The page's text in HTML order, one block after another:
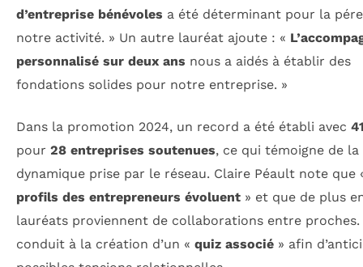
d’entreprise bénévoles a été déterminant pour la
notre activité. » Un autre lauréat ajoute : «
personnalisé sur deux ans nous a aidés à établir des
fondations solides pour notre entreprise. »
Dans la promotion 2024, un record a été établi avec
pour 28 entreprises soutenues, ce qui témoigne de la
dynamique prise par le réseau. Claire Péault note que
profils des entrepreneurs évoluent » et que de plus
lauréats proviennent de collaborations entre proches.
conduit à la création d’un « quiz associé » afin